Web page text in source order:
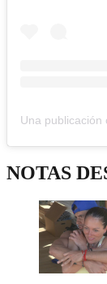
NOTAS